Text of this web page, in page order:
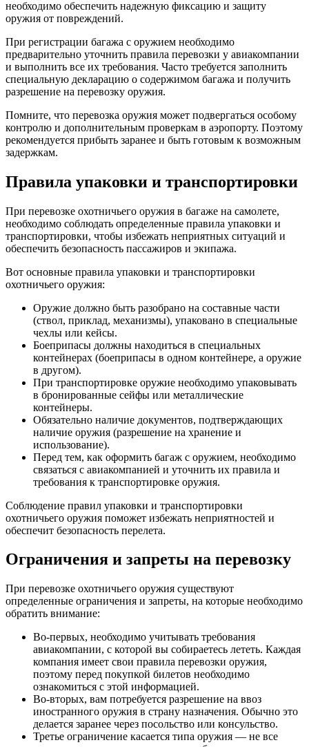
необходимо обеспечить надежную фиксацию и защиту
оружия от повреждений.
При регистрации багажа с оружием необходимо
предварительно уточнить правила перевозки у авиакомпании
и выполнить все их требования. Часто требуется заполнить
специальную декларацию о содержимом багажа и получить
разрешение на перевозку оружия.
Помните, что перевозка оружия может подвергаться особому
контролю и дополнительным проверкам в аэропорту. Поэтому
рекомендуется прибыть заранее и быть готовым к возможным
задержкам.
Правила упаковки и транспортировки
При перевозке охотничьего оружия в багаже на самолете,
необходимо соблюдать определенные правила упаковки и
транспортировки, чтобы избежать неприятных ситуаций и
обеспечить безопасность пассажиров и экипажа.
Вот основные правила упаковки и транспортировки
охотничьего оружия:
Оружие должно быть разобрано на составные части
(ствол, приклад, механизмы), упаковано в специальные
чехлы или кейсы.
Боеприпасы должны находиться в специальных
контейнерах (боеприпасы в одном контейнере, а оружие
в другом).
При транспортировке оружие необходимо упаковывать
в бронированные сейфы или металлические
контейнеры.
Обязательно наличие документов, подтверждающих
наличие оружия (разрешение на хранение и
использование).
Перед тем, как оформить багаж с оружием, необходимо
связаться с авиакомпанией и уточнить их правила и
требования к транспортировке оружия.
Соблюдение правил упаковки и транспортировки
охотничьего оружия поможет избежать неприятностей и
обеспечит безопасность перелета.
Ограничения и запреты на перевозку
При перевозке охотничьего оружия существуют
определенные ограничения и запреты, на которые необходимо
обратить внимание:
Во-первых, необходимо учитывать требования
авиакомпании, с которой вы собираетесь лететь. Каждая
компания имеет свои правила перевозки оружия,
поэтому перед покупкой билетов необходимо
ознакомиться с этой информацией.
Во-вторых, вам потребуется разрешение на ввоз
иностранного оружия в страну назначения. Обычно это
делается заранее через посольство или консульство.
Третье ограничение касается типа оружия — не все